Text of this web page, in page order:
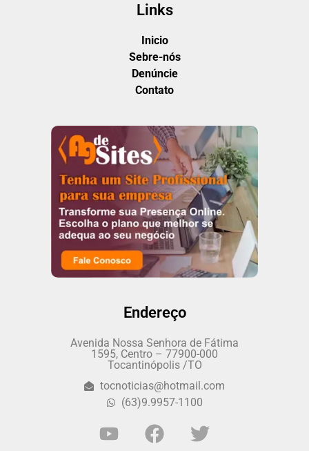
Links
Inicio
Sebre-nós
Denúncie
Contato
Endereço
Avenida Nossa Senhora de Fátima
1595, Centro – 77900-000
Tocantinópolis /TO
tocnoticias@hotmail.com
(63)9.9957-1100